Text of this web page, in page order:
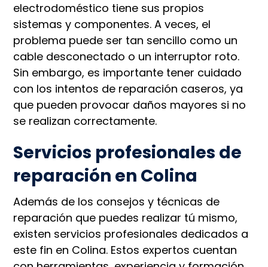
electrodoméstico tiene sus propios
sistemas y componentes. A veces, el
problema puede ser tan sencillo como un
cable desconectado o un interruptor roto.
Sin embargo, es importante tener cuidado
con los intentos de reparación caseros, ya
que pueden provocar daños mayores si no
se realizan correctamente.
Servicios profesionales de
reparación en Colina
Además de los consejos y técnicas de
reparación que puedes realizar tú mismo,
existen servicios profesionales dedicados a
este fin en Colina. Estos expertos cuentan